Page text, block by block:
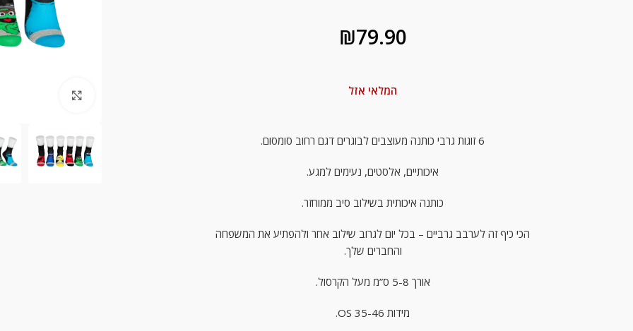
₪79.90
המלאי אזל
6 זוגות גרבי כותנה מעוצבים לבוגרים דגם רחוב סומסום.
איכותיים, אלסטים, נעימים למגע.
כותנה איכותית בשילוב סיב ממוחזר.
הכי כיף זה לערבב גרביים – בכל יום לגרוב שילוב אחר ולהפתיע את המשפחה
והחברים שלך.
אורך 5-8 ס”מ מעל הקרסול.
מידות OS 35-46.